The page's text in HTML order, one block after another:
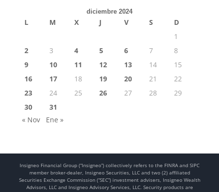
diciembre 2024
L M X J V S
D
1
2
3 4 5 6 7
8
9
10 11 12 13 14
15
16
17 18 19 20 21
22
23
24 25 26 27 28
29
30
31
« Nov
Ene »
Insigneo Financial Group (“Insigneo”) collectively refers to the FINRA and SIPC
member broker-dealer, Insigneo Securities, LLC and two (2) affiliated
Securities Exchange Commission (“SEC”) investment advisers, Insigneo Wealth
Advisors, LLC and Insigneo Advisory Services, LLC. Security products are